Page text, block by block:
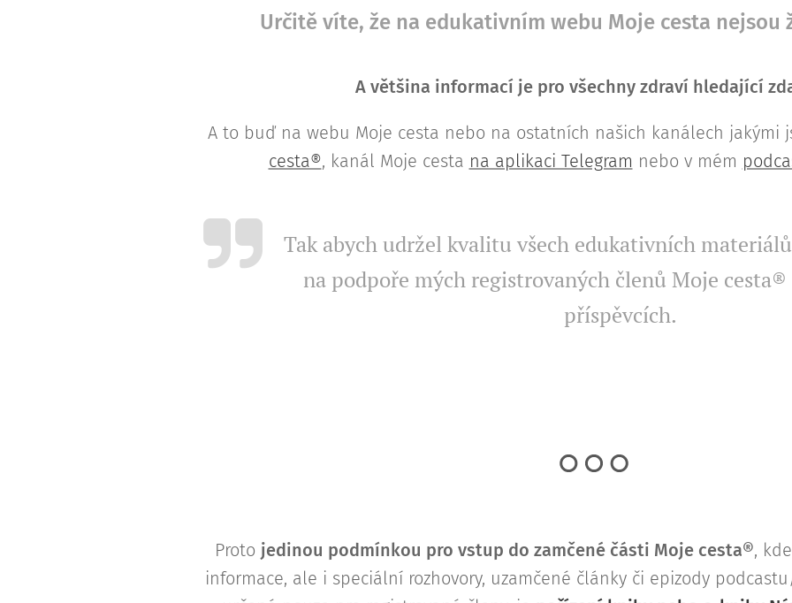
Určitě víte, že na edukativním webu Moje cesta nejsou
A většina informací je pro všechny zdraví hledající
A to buď na webu Moje cesta nebo na ostatních našich kanálech jakými
cesta®, kanál Moje cesta na aplikaci Telegram nebo v mém
Tak abych udržel kvalitu všech edukativních
na podpoře mých registrovaných členů Moje
příspěvcích.
Proto jedinou podmínkou pro vstup do zamčené části Moje cesta®,
informace, ale i speciální rozhovory, uzamčené články či epizody